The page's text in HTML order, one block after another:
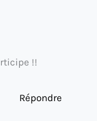
!!
Répondre